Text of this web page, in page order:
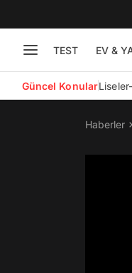
TEST EV &
Güncel Konular
Haberler